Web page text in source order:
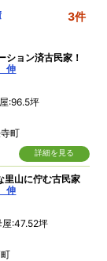
3件
ション済古民家！
伸
:96.5坪
町
詳細を見る
里山に佇む古民家
伸
:47.52坪